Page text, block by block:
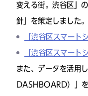
変える街。渋⾕区」
針」を策定しました。
「渋谷区スマー
「渋谷区スマー
また、データを活用
DASHBOARD）」を